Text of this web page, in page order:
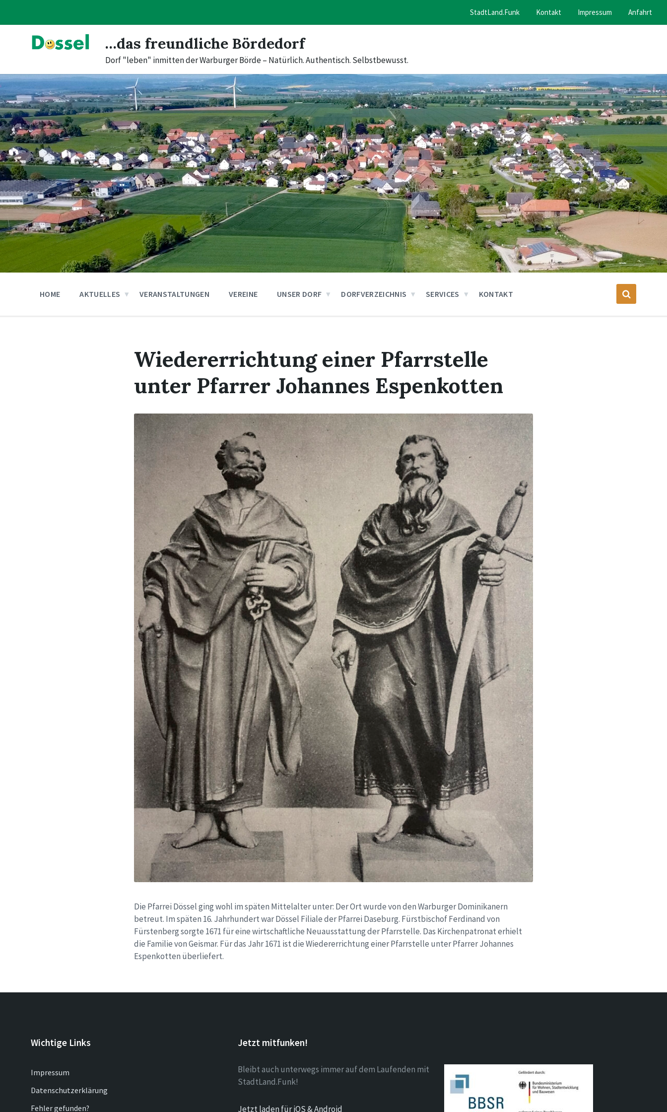
content
main
footer
StadtLand.Funk Kontakt Impressum Anfahrt
…das freundliche Bördedorf
Dorf "leben" inmitten der Warburger Börde – Natürlich. Authentisch. Selbstbewusst.
HOME AKTUELLES VERANSTALTUNGEN VEREINE UNSER DORF DORFVERZEICHNIS SERVICES KONTAKT
Wiedererrichtung einer Pfarrstelle
unter Pfarrer Johannes Espenkotten
Die Pfarrei Dössel ging wohl im späten Mittelalter unter: Der Ort wurde von den Warburger Dominikanern
betreut. Im späten 16. Jahrhundert war Dössel Filiale der Pfarrei Daseburg. Fürstbischof Ferdinand von
Fürstenberg sorgte 1671 für eine wirtschaftliche Neuausstattung der Pfarrstelle. Das Kirchenpatronat erhielt
die Familie von Geismar. Für das Jahr 1671 ist die Wiedererrichtung einer Pfarrstelle unter Pfarrer Johannes
Espenkotten überliefert.
Wichtige Links
Impressum
Datenschutzerklärung
Fehler gefunden?
Jetzt mitfunken!
Bleibt auch unterwegs immer auf dem Laufenden mit
StadtLand.Funk!
Jetzt laden für iOS & Android